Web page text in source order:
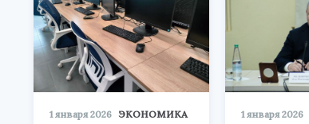
1 января 2026 ЭКОНОМИКА 1 января 2026